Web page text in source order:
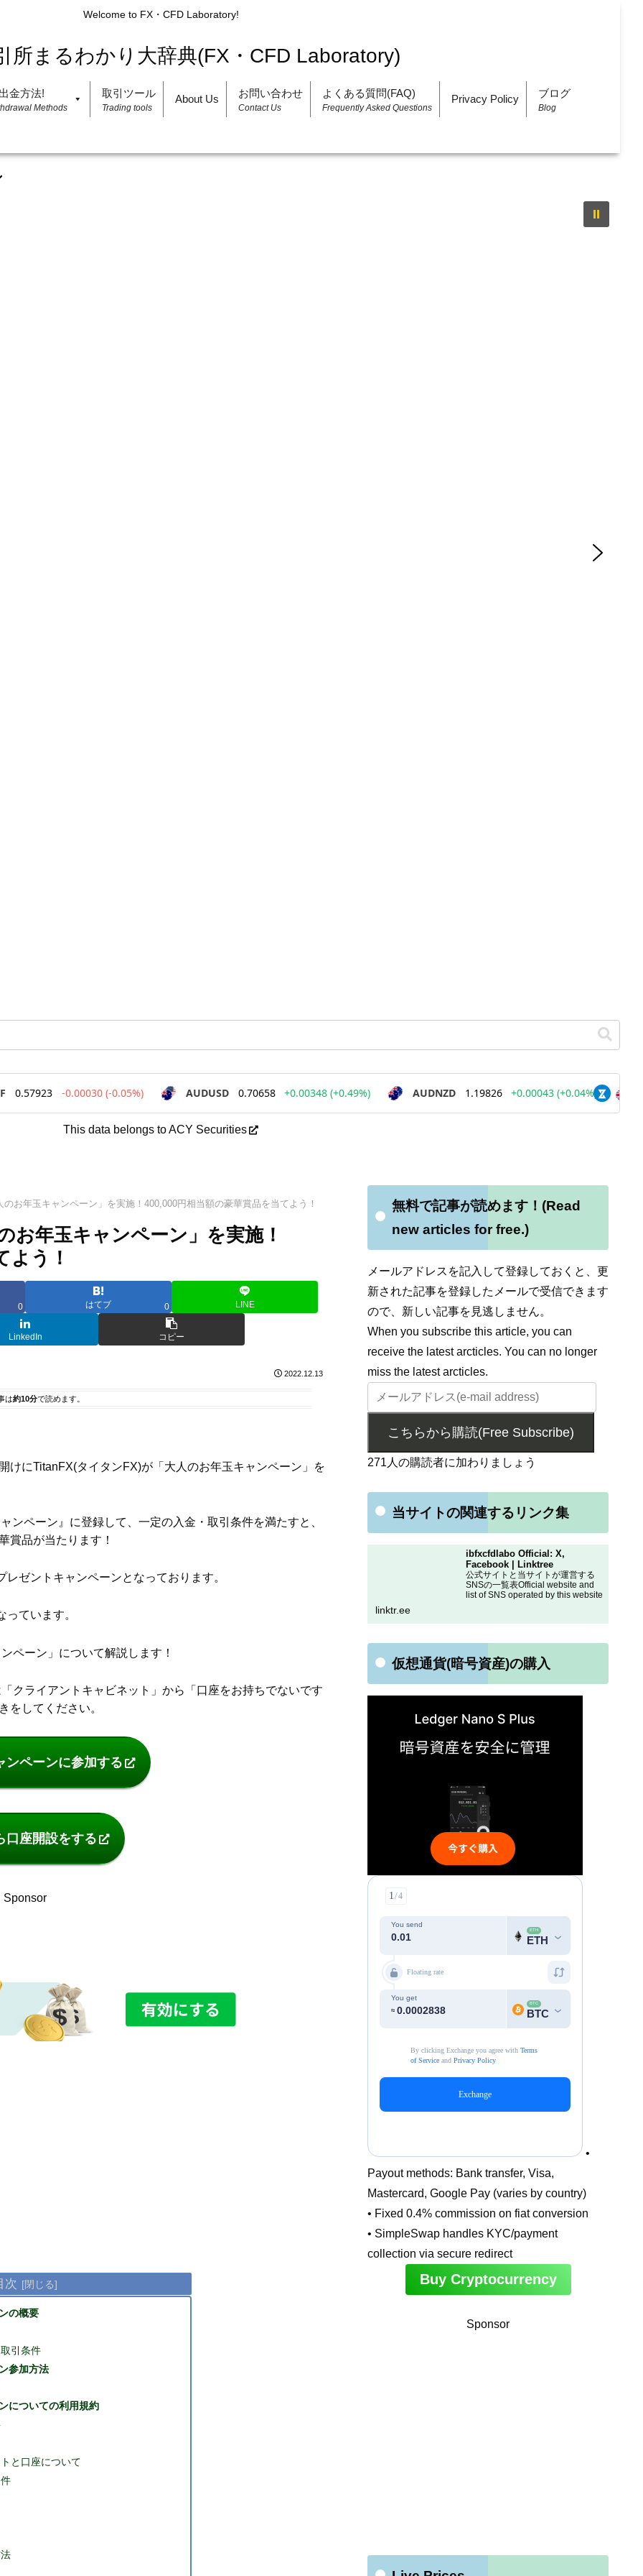
Welcome to FX・CFD Laboratory!
金方法!
Methods
取引ツール
Trading tools
About Us お問い合わせ
Contact Us
よくある質問(FAQ)
Frequently Asked Questions
Privacy Policy ブログ
Blog
This data belongs to ACY Securities
お年玉キャンペーン」を実施！400,000円相当額の豪華賞品を当てよう！
お年玉キャンペーン」を実施！
よう！
0 はてブ 0 LINE
LinkedIn コピー
2022.12.13
は約10分で読めます。
けにTitanFX(タイタンFX)が「大人のお年玉キャンペーン」を
ンペーン』に登録して、一定の入金・取引条件を満たすと、
賞品が当たります！
ゼントキャンペーンとなっております。
ています。
ペーン」について解説します！
クライアントキャビネット」から「口座をお持ちでないです
をしてください。
ンペーンに参加する
口座開設をする
Sponsor
次
の概要
引条件
参加方法
についての利用規約
と口座について
無料で記事が読めます！(Read
new articles for free.)
メールアドレスを記入して登録しておくと、更
新された記事を登録したメールで受信できます
ので、新しい記事を見逃しません。
When you subscribe this article, you can
receive the latest arcticles. You can no longer
miss the latest arcticles.
こちらから購読(Free Subscribe)
271人の購読者に加わりましょう
当サイトの関連するリンク集
ibfxcfdlabo Official: X,
Facebook | Linktree
公式サイトと当サイトが運営する
SNSの一覧表Official website and
list of SNS operated by this website
linktr.ee
仮想通貨(暗号資産)の購入
•
Payout methods: Bank transfer, Visa,
Mastercard, Google Pay (varies by country)
• Fixed 0.4% commission on fiat conversion
• SimpleSwap handles KYC/payment
collection via secure redirect
Buy Cryptocurrency
Sponsor